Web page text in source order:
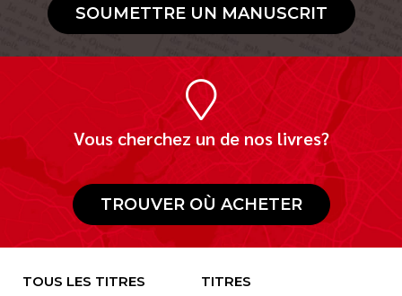
SOUMETTRE UN MANUSCRIT
Vous cherchez un de nos livres?
TROUVER OÙ ACHETER
TOUS LES TITRES
TITRES